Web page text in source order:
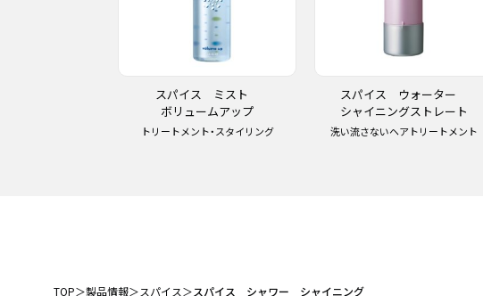
スパイス ミスト
ボリュームアップ
トリートメント・スタイリング
スパイス ウォーター
シャイニングストレート
洗い流さないヘアトリートメント
TOP＞製品情報＞スパイス＞スパイス シャワー シャイニング